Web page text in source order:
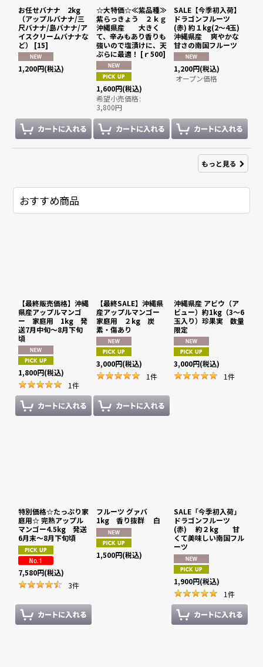
お任せバナナ 2kg
（アップルバナナ/三
尺バナナ/島バナナ/ア
イスクリームバナナな
ど）
[15]
1,200円(税込)
☆大特価☆≪紫品種≫
紫らっきょう ２ｋｇ
沖縄県産 大きく
て、辛みもあり香りも
強いので塩漬けに、天
ぷらに最適！ [ｒ500]
1,600円(税込)
希望小売価格:
3,800円
SALE【今季初入荷】
ドラゴンフルーツ
(赤) 約１kg(2〜4玉)
沖縄県産 爽やかな
甘さの南国フルーツ
1,200円(税込)
オープン価格
もっと見る
おすすめ商品
【最終販売価格】沖縄
県産アップルマンゴ
ー 家庭用 1kg 発
送7月中旬〜8月下旬
頃
1,800円(税込)
1件
【最終SALE】沖縄県
産アップルマンゴー
家庭用 ２kg 炭
素・傷あり
3,000円(税込)
1件
沖縄県産 アビウ（ア
ビュー）約1kg（3〜6
玉入り）珍果実 数量
限定
3,000円(税込)
1件
特別価格☆たっぷり家
庭用☆ 完熟アップル
マンゴー4.5kg 発送
6月末〜8月下旬頃
7,580円(税込)
3件
フルーツ グァバ
1kg 香り抜群 白
1,500円(税込)
SALE「今季初入荷」
ドラゴンフルーツ
(赤) 約２kg 甘
くて美味しい南国フル
ーツ
1,900円(税込)
1件